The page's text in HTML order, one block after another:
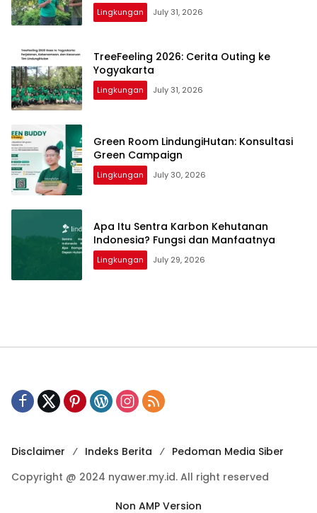
Lingkungan July 31, 2026
TreeFeeling 2026: Cerita Outing ke
Yogyakarta
Lingkungan July 31, 2026
Green Room LindungiHutan: Konsultasi
Green Campaign
Lingkungan July 30, 2026
Apa Itu Sentra Karbon Kehutanan
Indonesia? Fungsi dan Manfaatnya
Lingkungan July 29, 2026
Disclaimer Indeks Berita
Pedoman Media Siber
Copyright @ 2024 nyawer.my.id. All right reserved
Non AMP Version